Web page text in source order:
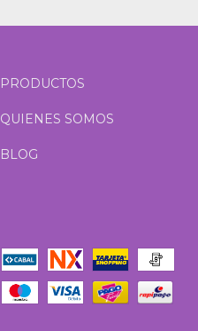
PRODUCTOS
QUIENES SOMOS
BLOG